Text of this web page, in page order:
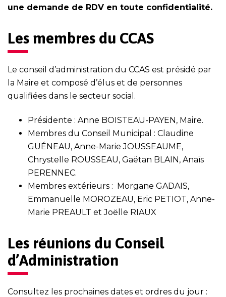
une demande de RDV en toute confidentialité.
Les membres du CCAS
Le conseil d’administration du CCAS est présidé par
la Maire et composé d’élus et de personnes
qualifiées dans le secteur social.
Présidente : Anne BOISTEAU-PAYEN, Maire.
Membres du Conseil Municipal : Claudine
GUÉNEAU, Anne-Marie JOUSSEAUME,
Chrystelle ROUSSEAU, Gaëtan BLAIN, Anaïs
PERENNEC.
Membres extérieurs : Morgane GADAIS,
Emmanuelle MOROZEAU, Eric PETIOT, Anne-
Marie PREAULT et Joëlle RIAUX
Les réunions du Conseil
d’Administration
Consultez les prochaines dates et ordres du jour :